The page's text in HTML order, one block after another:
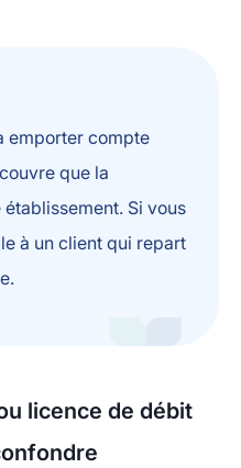
emporter compte
que la
Si vous
à un client qui repart
licence de débit